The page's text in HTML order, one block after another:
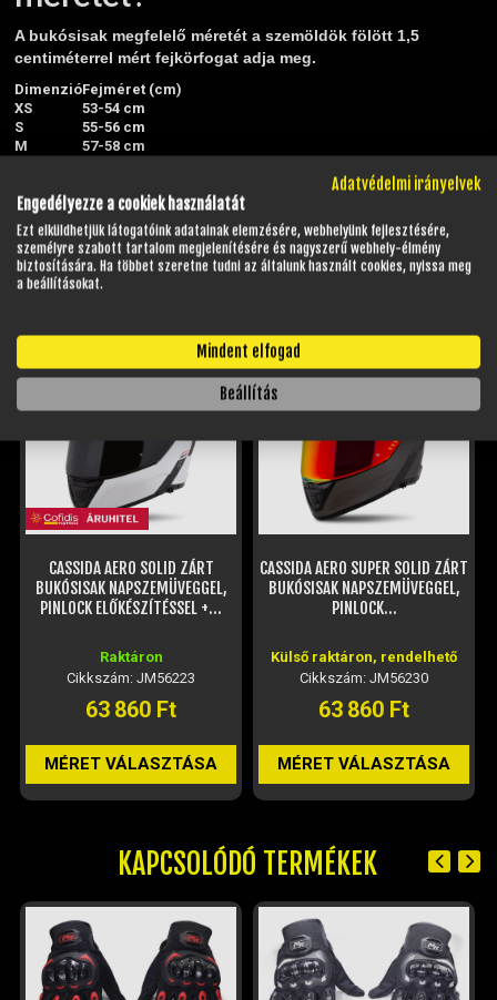
A bukósisak megfelelő méretét a szemöldök fölött 1,5
centiméterrel mért fejkörfogat adja meg.
DimenzióFejméret (cm)
XS
53-54 cm
S
55-56 cm
M
57-58 cm
XXL
63-64 cm
A méret fejformától függően változhat!
HELYETTESÍTŐ TERMÉKEK
CASSIDA AERO SOLID ZÁRT
BUKÓSISAK NAPSZEMÜVEGGEL,
PINLOCK ELŐKÉSZÍTÉSSEL +...
Raktáron
Cikkszám: JM56223
63 860 Ft
MÉRET VÁLASZTÁSA
CASSIDA AERO SUPER SOLID ZÁRT
BUKÓSISAK NAPSZEMÜVEGGEL,
PINLOCK...
Külső raktáron, rendelhető
Cikkszám: JM56230
63 860 Ft
MÉRET VÁLASZTÁSA
KAPCSOLÓDÓ TERMÉKEK
Adatvédelmi irányelvek
Engedélyezze a cookiek használatát
Ezt elküldhetjük látogatóink adatainak elemzésére, webhelyünk fejlesztésére,
személyre szabott tartalom megjelenítésére és nagyszerű webhely-élmény
biztosítására. Ha többet szeretne tudni az általunk használt cookies, nyissa meg
a beállításokat.
Mindent elfogad
Beállítás